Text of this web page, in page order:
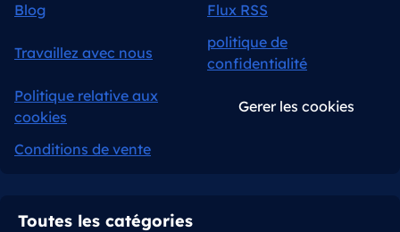
Blog
Flux RSS
Travaillez avec nous
politique de
confidentialité
Politique relative aux
cookies
Gerer les cookies
Conditions de vente
Toutes les catégories